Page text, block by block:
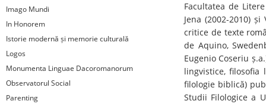
Imago Mundi
In Honorem
Istorie modernă și memorie culturală
Logos
Monumenta Linguae Dacoromanorum
Observatorul Social
Parenting
Facultatea de
Jena (2002-2010)
critice de texte
de Aquino,
Eugenio Coseriu
lingvistice, filosofia
filologie biblică)
Studii Filologice a